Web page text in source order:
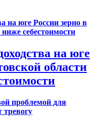
на юге
области